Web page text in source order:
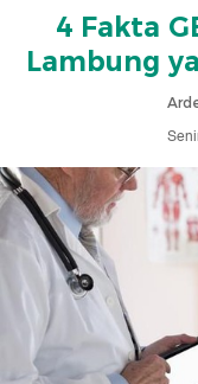
4 Fakta
Lambung